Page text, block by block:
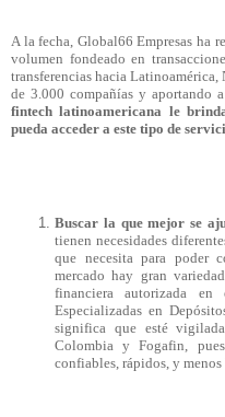
A la fecha, Global66 Empresas ha
volumen fondeado en
transferencias hacia
de 3.000 compañías y aportando
fintech latinoamericana le
pueda acceder a este tipo de
Buscar la que mejor se
tienen necesidades
que necesita para poder
mercado hay gran
financiera autorizada
Especializadas en
significa que esté
Colombia y Fogafin,
confiables, rápidos, y